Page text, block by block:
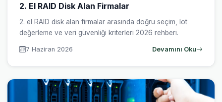
2. El RAID Disk Alan Firmalar
2. el RAID disk alan firmalar arasında doğru seçim, lot
değerleme ve veri güvenliği kriterleri 2026 rehberi.
7 Haziran 2026 Devamını Oku